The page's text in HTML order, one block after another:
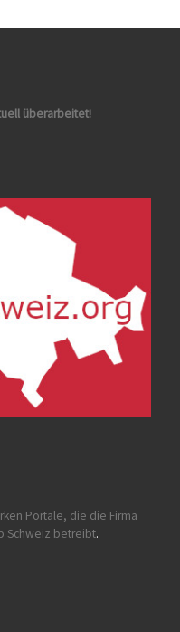
überarbeitet!
Portale, die die Firma
Schweiz betreibt.